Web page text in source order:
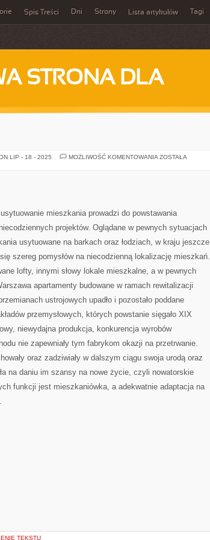
Spis Treści Dni Strony Lista artykułów Tagi
STRONA DLA
LIP - 18 - 2025 MOŻLIWOŚĆ KOMENTOWANIA FERIE
ZOSTAŁA
mieszkania prowadzi do powstawania
projektów. Oglądane w pewnych sytuacjach
usytuowane na barkach oraz łodziach, w kraju jeszcze
szereg pomysłów na niecodzienną lokalizację mieszkań.
lofty, innymi słowy lokale mieszkalne, a w pewnych
apartamenty budowane w ramach rewitalizacji
ustrojowych upadło i pozostało poddane
przemysłowych, których powstanie sięgało XIX
niewydajna produkcja, konkurencja wyrobów
nie zapewniały tym fabrykom okazji na przetrwanie.
oraz zadziwiały w dalszym ciągu swoja urodą oraz
na daniu im szansy na nowe życie, czyli nowatorskie
funkcji jest mieszkaniówka, a adekwatnie adaptacja na
TEKSTU